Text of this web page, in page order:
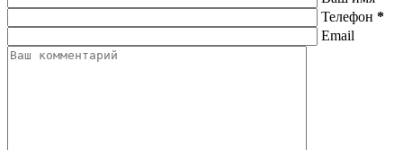
Телефон *
Email